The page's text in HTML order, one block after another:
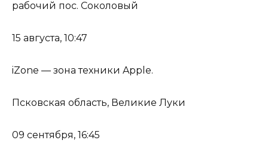
рабочий пос. Соколовый
15 августа, 10:47
iZone — зона техники Apple.
Псковская область, Великие Луки
09 сентября, 16:45